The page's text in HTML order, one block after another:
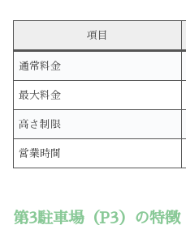
項目
通常料金
最大料金
高さ制限
営業時間
第3駐車場（P3）の特徴